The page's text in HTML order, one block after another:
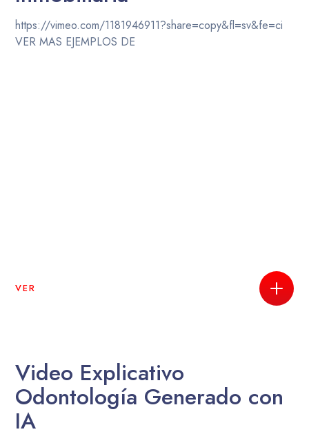
https://vimeo.com/1181946911?share=copy&fl=sv&fe=ci
VER MAS EJEMPLOS DE
VER
Video Explicativo
Odontología Generado con
IA